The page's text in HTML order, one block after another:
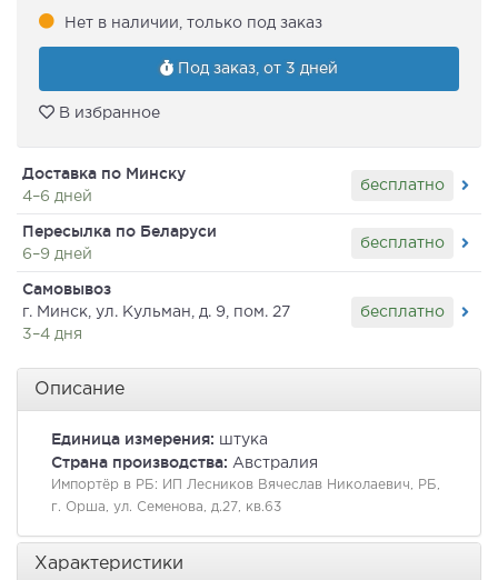
Нет в наличии, только под заказ
Под заказ, от 3 дней
В избранное
Доставка по Минску
4–6 дней
бесплатно
Пересылка по Беларуси
6–9 дней
бесплатно
Самовывоз
г. Минск, ул. Кульман, д. 9, пом. 27
3–4 дня
бесплатно
Описание
Единица измерения: штука
Страна производства: Австралия
Импортёр в РБ:
ИП Лесников Вячеслав Николаевич, РБ,
г. Орша, ул. Семенова, д.27, кв.63
Характеристики